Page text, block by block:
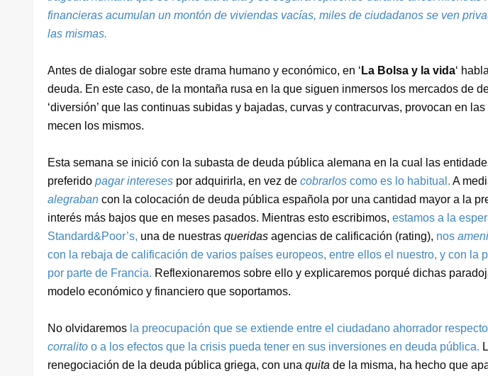
financieras acumulan un montón de viviendas vacías, miles de ciudadanos se ven
las mismas.
Antes de dialogar sobre este drama humano y económico, en ‘ La Bolsa y la vida‘
deuda. En este caso, de la montaña rusa en la que siguen inmersos los mercados de
‘diversión’ que las continuas subidas y bajadas, curvas y contracurvas, provocan en las
mecen los mismos.
Esta semana se inició con la subasta de deuda pública alemana en la cual las
preferido pagar intereses por adquirirla, en vez de cobrarlos como es lo habitual. A
alegraban con la colocación de deuda pública española por una cantidad mayor a la
interés más bajos que en meses pasados. Mientras esto escribimos, estamos a la
Standard&Poor’s, una de nuestras queridas agencias de calificación (rating), nos
con la rebaja de calificación de varios países europeos, entre ellos el nuestro, y con la
por parte de Francia. Reflexionaremos sobre ello y explicaremos porqué dichas
modelo económico y financiero que soportamos.
No olvidaremos la preocupación que se extiende entre el ciudadano ahorrador
corralito o a los efectos que la crisis pueda tener en sus inversiones en deuda pública.
renegociación de la deuda pública griega, con una quita de la misma, ha hecho que